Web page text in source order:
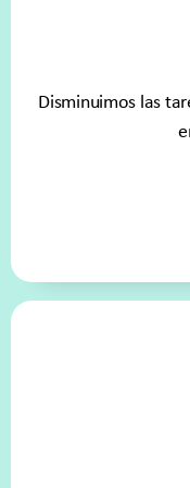
Disminuimos las